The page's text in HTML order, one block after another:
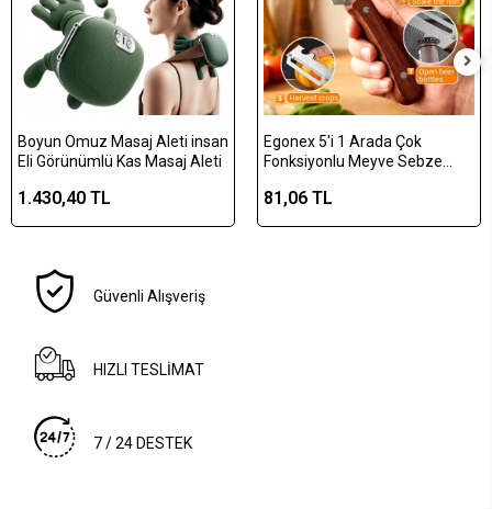
Boyun Omuz Masaj Aleti insan
Eli Görünümlü Kas Masaj Aleti
1.430,40 TL
Egonex 5'i 1 Arada Çok
Fonksiyonlu Meyve Sebze
Şişe Açacağı – Ahşap Saplı
81,06 TL
Güvenli Alışveriş
HIZLI TESLİMAT
7 / 24 DESTEK